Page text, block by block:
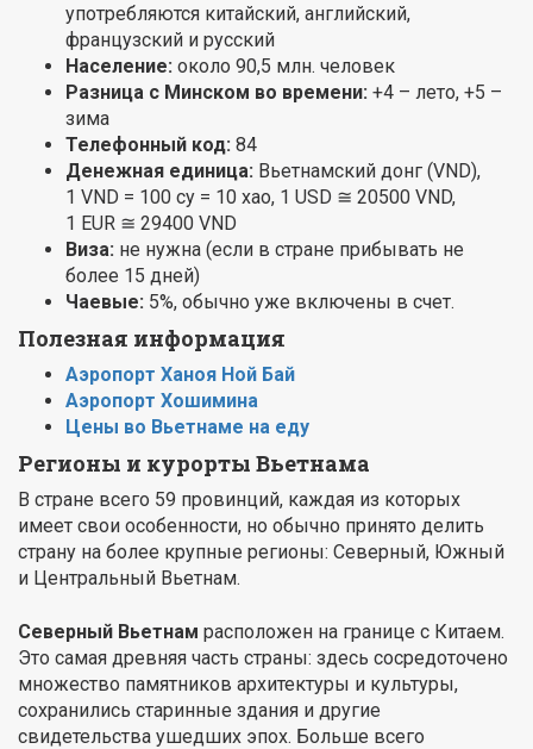
употребляются китайский, английский,
французский и русский
Население: около 90,5 млн. человек
Разница с Минском во времени: +4 – лето, +5 –
зима
Телефонный код: 84
Денежная единица: Вьетнамский донг (VND),
1 VND = 100 су = 10 хао, 1 USD ≅ 20500 VND,
1 EUR ≅ 29400 VND
Виза: не нужна (если в стране прибывать не
более 15 дней)
Чаевые: 5%, обычно уже включены в счет.
Полезная информация
Аэропорт Ханоя Ной Бай
Аэропорт Хошимина
Цены во Вьетнаме на еду
Регионы и курорты Вьетнама
В стране всего 59 провинций, каждая из которых
имеет свои особенности, но обычно принято делить
страну на более крупные регионы: Северный, Южный
и Центральный Вьетнам.
Северный Вьетнам расположен на границе с Китаем.
Это самая древняя часть страны: здесь сосредоточено
множество памятников архитектуры и культуры,
сохранились старинные здания и другие
свидетельства ушедших эпох. Больше всего